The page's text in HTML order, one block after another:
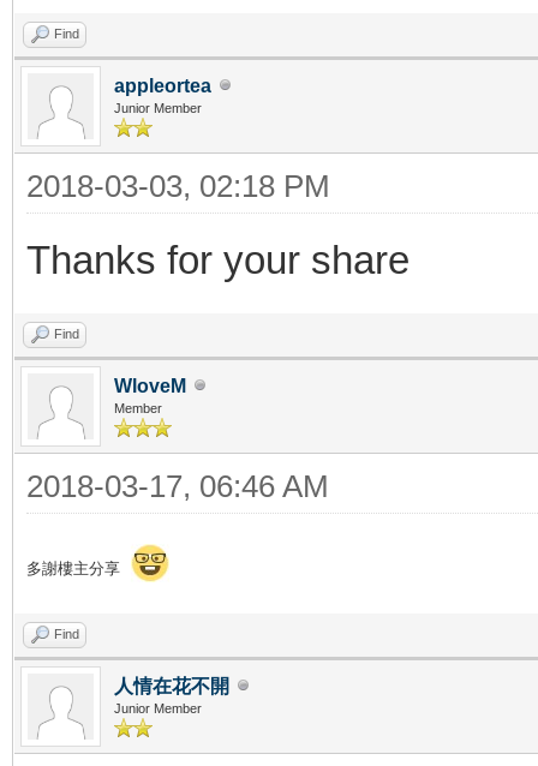
Find
appleortea
Junior Member
2018-03-03, 02:18 PM
Thanks for your share
Find
WloveM
Member
2018-03-17, 06:46 AM
多謝樓主分享
Find
人情在花不開
Junior Member